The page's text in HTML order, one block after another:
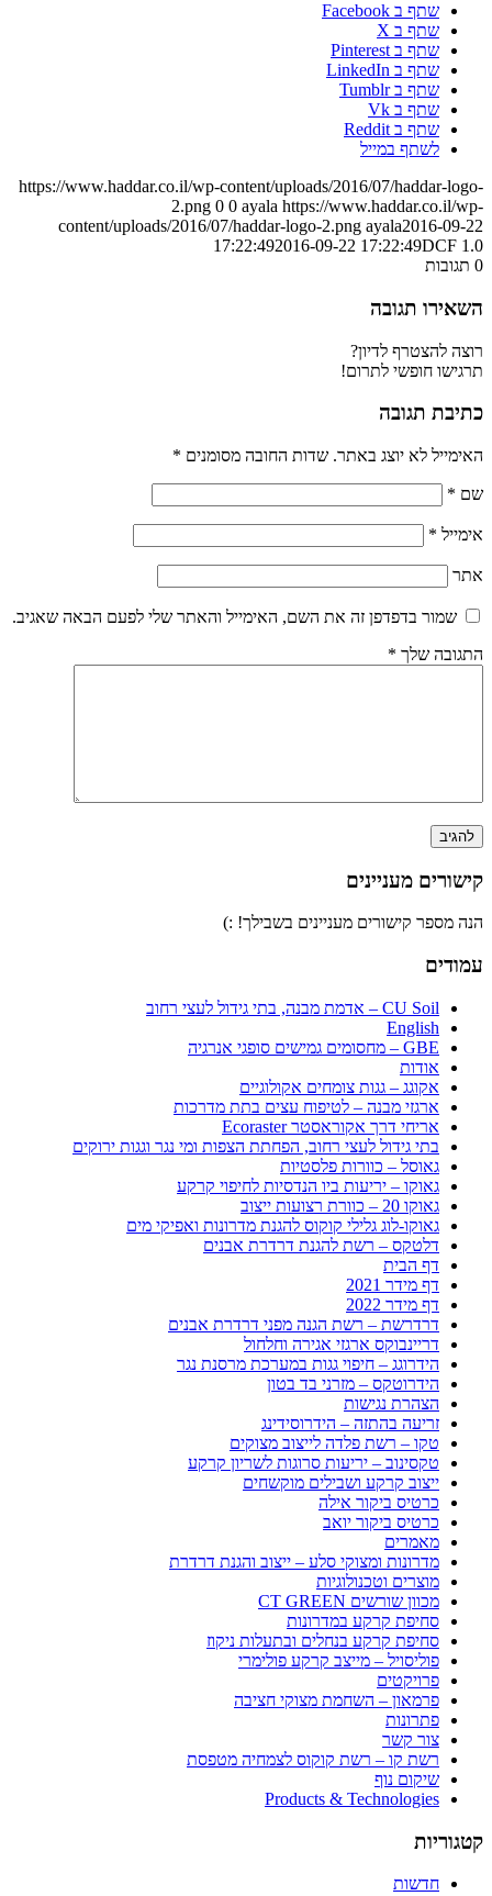
שתף ב Facebook
שתף ב X
שתף ב Pinterest
שתף ב LinkedIn
שתף ב Tumblr
שתף ב Vk
שתף ב Reddit
לשתף במייל
https://www.haddar.co.il/wp-content/uploads/2016/07/haddar-logo-
2.png 0 0 ayala https://www.haddar.co.il/wp-
content/uploads/2016/07/haddar-logo-2.png ayala2016-09-22
17:22:492016-09-22 17:22:49DCF 1.0
0 תגובות
השאירו תגובה
רוצה להצטרף לדיון?
תרגישו חופשי לתרום!
כתיבת תגובה
האימייל לא יוצג באתר. שדות החובה מסומנים *
שם *
אימייל *
אתר
שמור בדפדפן זה את השם, האימייל והאתר שלי לפעם הבאה שאגיב.
התגובה שלך *
קישורים מעניינים
הנה מספר קישורים מעניינים בשבילך! :)
עמודים
CU Soil – אדמת מבנה, בתי גידול לעצי רחוב
English
GBE – מחסומים גמישים סופגי אנרגיה
אודות
אקוגג – גגות צומחים אקולוגיים
ארגזי מבנה – לטיפוח עצים בתת מדרכות
אריחי דרך אקוראסטר Ecoraster
בתי גידול לעצי רחוב, הפחתת הצפות ומי נגר וגגות ירוקים
גאוסל – כוורות פלסטיות
גאוקו – יריעות ביו הנדסיות לחיפוי קרקע
גאוקו 20 – כוורת רצועות ייצוב
גאוקו-לוג גלילי קוקוס להגנת מדרונות ואפיקי מים
דלטקס – רשת להגנת דרדרת אבנים
דף הבית
דף מידר 2021
דף מידר 2022
דרדרשת – רשת הגנה מפני דרדרת אבנים
דריינבוקס ארגזי אגירה וחלחול
הידרוגג – חיפוי גגות במערכת מרסנת נגר
הידרוטקס – מזרני בד בטון
הצהרת נגישות
זריעה בהתזה – הידרוסידינג
טקו – רשת פלדה לייצוב מצוקים
טקסינוב – יריעות סרוגות לשריון קרקע
ייצוב קרקע ושבילים מוקשחים
כרטיס ביקור אילה
כרטיס ביקור יואב
מאמרים
מדרונות ומצוקי סלע – ייצוב והגנת דרדרת
מוצרים וטכנולוגיות
מכוון שורשים CT GREEN
סחיפת קרקע במדרונות
סחיפת קרקע בנחלים ובתעלות ניקוז
פוליסויל – מייצב קרקע פולימרי
פרויקטים
פרמאון – השחמת מצוקי חציבה
פתרונות
צור קשר
רשת קו – רשת קוקוס לצמחיה מטפסת
שיקום נוף
Products & Technologies
קטגוריות
חדשות